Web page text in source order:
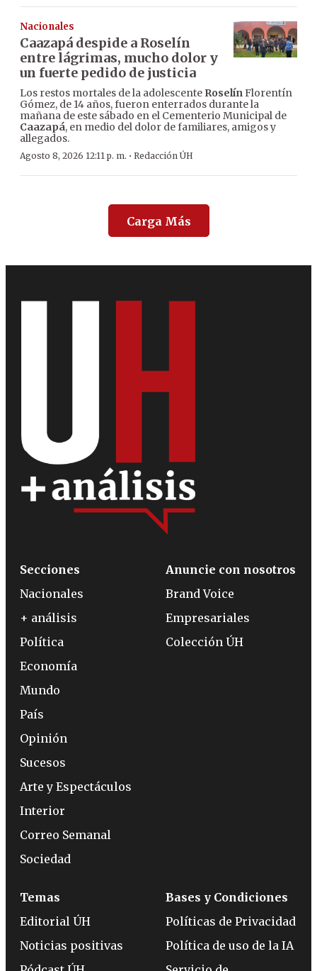
Nacionales
Caazapá despide a Roselín
entre lágrimas, mucho dolor y
un fuerte pedido de justicia
Los restos mortales de la adolescente RoselínFlorentín
Gómez, de 14 años, fueron enterrados durante la
mañana de este sábado en el Cementerio Municipal de
Caazapá, en medio del dolor de familiares, amigos y
allegados.
Agosto 8, 2026 12:11 p. m. · Redacción ÚH
Carga Más
Secciones
Nacionales
+ análisis
Política
Economía
Mundo
País
Opinión
Sucesos
Arte y Espectáculos
Interior
Correo Semanal
Sociedad
Anuncie con nosotros
Brand Voice
Empresariales
Colección ÚH
Temas
Editorial ÚH
Noticias positivas
Bases y Condiciones
Políticas de Privacidad
Política de uso de la IA